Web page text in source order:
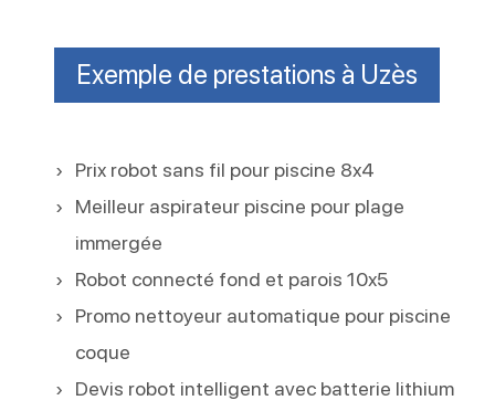
Exemple de prestations à Uzès
Prix robot sans fil pour piscine 8x4
Meilleur aspirateur piscine pour plage
immergée
Robot connecté fond et parois 10x5
Promo nettoyeur automatique pour piscine
coque
Devis robot intelligent avec batterie lithium